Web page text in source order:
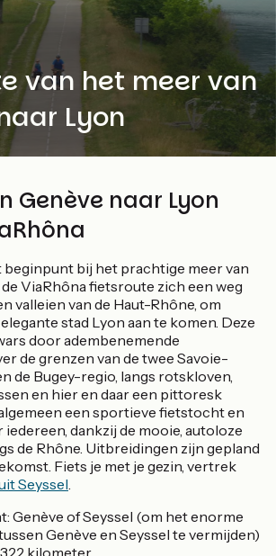
van het meer van
Lyon
Genève naar Lyon
beginpunt bij het prachtige meer van
de ViaRhôna fietsroute zich een weg
valleien van de Haut-Rhône, om
stad Lyon aan te komen. Deze
door adembenemende
de grenzen van de twee Savoie-
de Bugey-regio, langs rotskloven,
en hier en daar een pittoresk
een sportieve fietstocht en
iedereen, dankzij de mooie, autoloze
de Rhône. Uitbreidingen zijn gepland
Fiets je met je gezin, vertrek
Seyssel.
Genève of Seyssel (om het enorme
Genève en Seyssel te vermijden)